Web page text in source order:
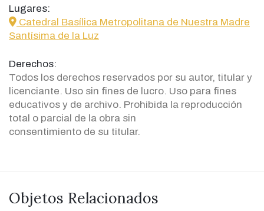
Lugares:
icon
Catedral Basílica Metropolitana de Nuestra Madre
Santísima de la Luz
Derechos:
Todos los derechos reservados por su autor, titular y
licenciante. Uso sin fines de lucro. Uso para fines
educativos y de archivo. Prohibida la reproducción
total o parcial de la obra sin
consentimiento de su titular.
Objetos Relacionados